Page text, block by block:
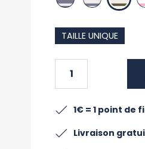
TAILLE UNIQUE
1€ = 1 point de
Livraison